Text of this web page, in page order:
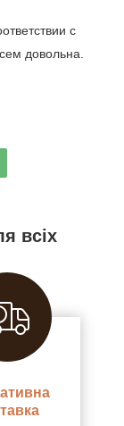
с
довольна.
всіх